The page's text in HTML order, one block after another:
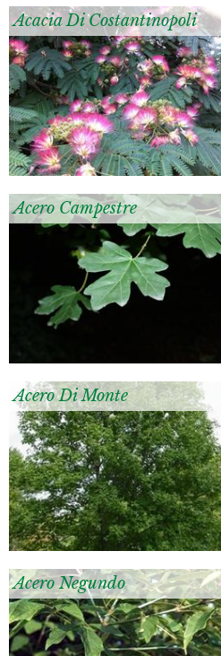
Acacia Di Costantinopoli
Acero Campestre
Acero Di Monte
Acero Negundo